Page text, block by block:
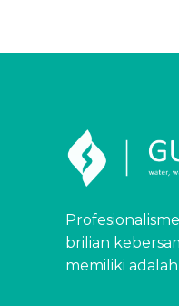
brilian
memiliki